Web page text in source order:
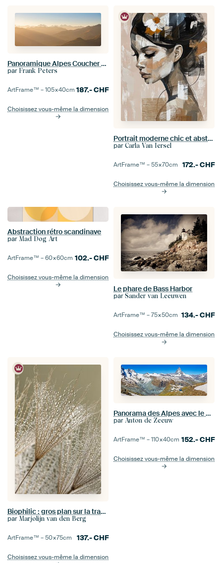
Panoramique Alpes Coucher de Soleil
par Frank Peters
ArtFrame™ –105×40cm 187.-CHF
Choisissez vous-même la dimension
Portrait moderne chic et abstrait dans les tons de terre
par Carla Van Iersel
ArtFrame™ –55×70cm 172.-CHF
Choisissez vous-même la dimension
Abstraction rétro scandinave
par Mad Dog Art
ArtFrame™ –60×60cm 102.-CHF
Choisissez vous-même la dimension
Le phare de Bass Harbor
par Sander van Leeuwen
ArtFrame™ –75×50cm 134.-CHF
Choisissez vous-même la dimension
Biophilic : gros plan sur la tranquillité naturelle
par Marjolijn van den Berg
ArtFrame™ –50×75cm 137.-CHF
Choisissez vous-même la dimension
Panorama des Alpes avec le Cervin
par Anton de Zeeuw
ArtFrame™ –110×40cm 152.-CHF
Choisissez vous-même la dimension